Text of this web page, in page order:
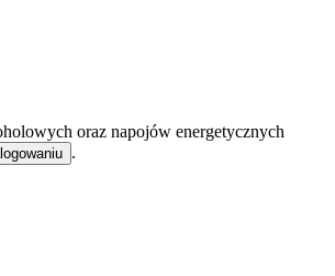
oraz napojów energetycznych
.